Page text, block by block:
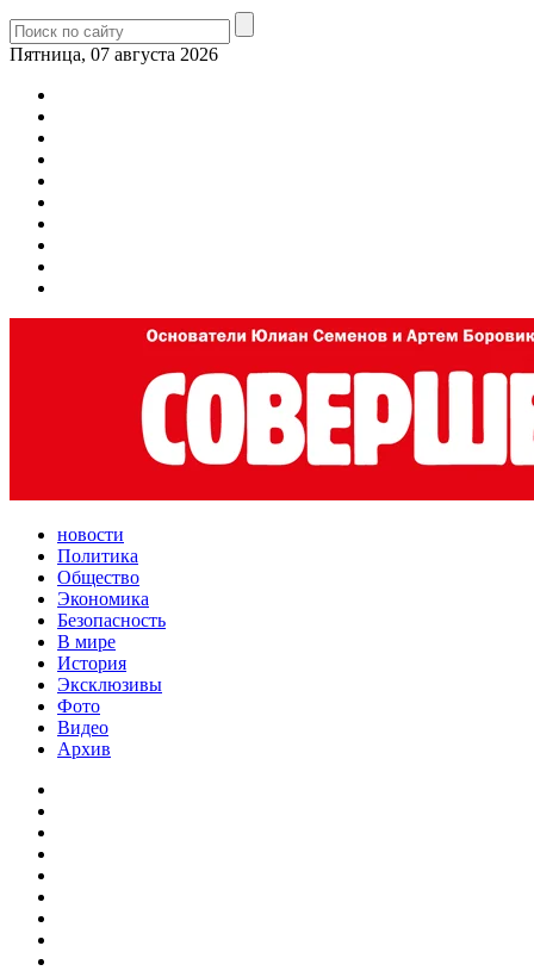
Пятница, 07 августа 2026
новости
Политика
Общество
Экономика
Безопасность
В мире
История
Эксклюзивы
Фото
Видео
Архив